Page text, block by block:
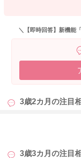
＼【即時回答】新機能
3歳2カ月の注目
3歳3カ月の注目